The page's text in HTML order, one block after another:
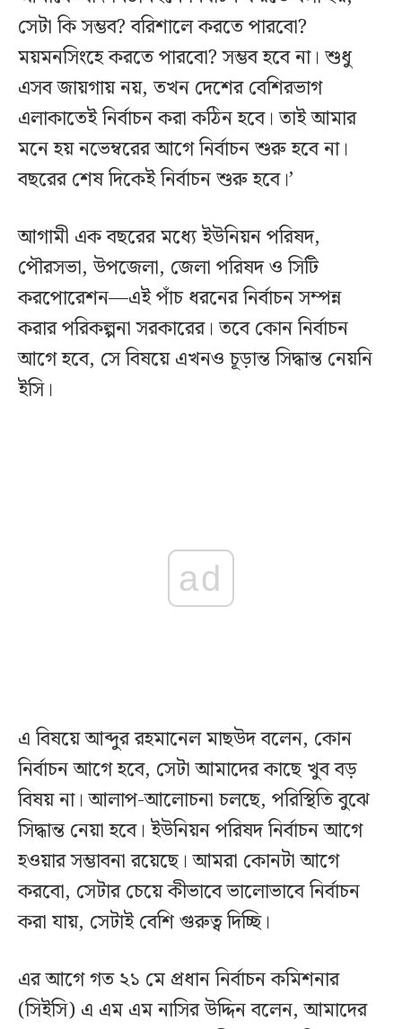
সেটা কি সম্ভব? বরিশালে করতে পারবো?
ময়মনসিংহে করতে পারবো? সম্ভব হবে না। শুধু
এসব জায়গায় নয়, তখন দেশের বেশিরভাগ
এলাকাতেই নির্বাচন করা কঠিন হবে। তাই আমার
মনে হয় নভেম্বরের আগে নির্বাচন শুরু হবে না।
বছরের শেষ দিকেই নির্বাচন শুরু হবে।’
আগামী এক বছরের মধ্যে ইউনিয়ন পরিষদ,
পৌরসভা, উপজেলা, জেলা পরিষদ ও সিটি
করপোরেশন—এই পাঁচ ধরনের নির্বাচন সম্পন্ন
করার পরিকল্পনা সরকারের। তবে কোন নির্বাচন
আগে হবে, সে বিষয়ে এখনও চূড়ান্ত সিদ্ধান্ত নেয়নি
ইসি।
ad
এ বিষয়ে আব্দুর রহমানেল মাছউদ বলেন, কোন
নির্বাচন আগে হবে, সেটা আমাদের কাছে খুব বড়
বিষয় না। আলাপ-আলোচনা চলছে, পরিস্থিতি বুঝে
সিদ্ধান্ত নেয়া হবে। ইউনিয়ন পরিষদ নির্বাচন আগে
হওয়ার সম্ভাবনা রয়েছে। আমরা কোনটা আগে
করবো, সেটার চেয়ে কীভাবে ভালোভাবে নির্বাচন
করা যায়, সেটাই বেশি গুরুত্ব দিচ্ছি।
এর আগে গত ২১ মে প্রধান নির্বাচন কমিশনার
(সিইসি) এ এম এম নাসির উদ্দিন বলেন, আমাদের